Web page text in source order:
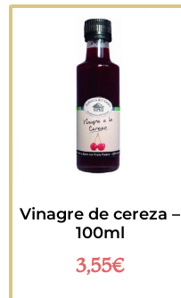
Vinagre de cereza –
100ml
3,55€